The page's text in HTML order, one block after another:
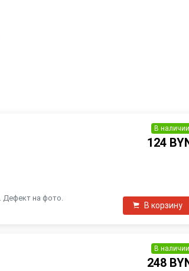
Дефект на фото.
В наличии
124
В корзину
В наличии
248